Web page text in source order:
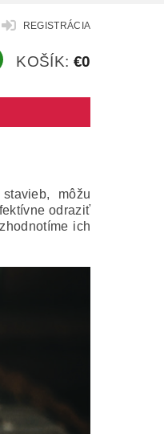
REGISTRÁCIA
KOŠÍK: €0
môžu
odraziť
ich